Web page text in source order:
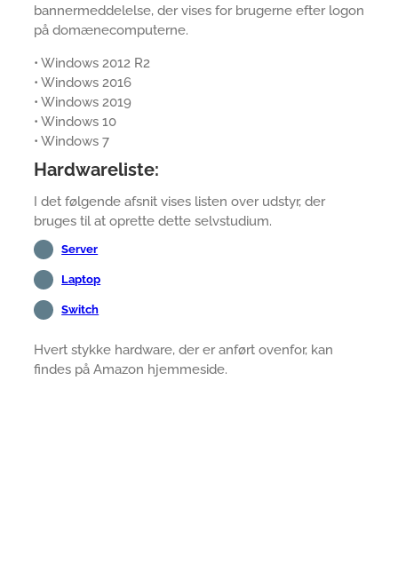
bannermeddelelse, der vises for brugerne efter logon
på domænecomputerne.
• Windows 2012 R2
• Windows 2016
• Windows 2019
• Windows 10
• Windows 7
Hardwareliste:
I det følgende afsnit vises listen over udstyr, der
bruges til at oprette dette selvstudium.
Server
Laptop
Switch
Hvert stykke hardware, der er anført ovenfor, kan
findes på Amazon hjemmeside.